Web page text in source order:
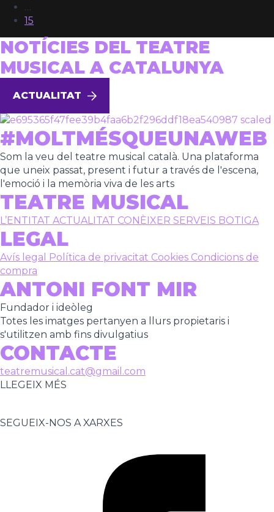
…
15
NOTÍCIES DEL TEATRE
MUSICAL A CATALUNYA
ACTUALITAT
#MOLTMÉSQUEUNAWEB
Som la veu del teatre musical català. Una plataforma
que uneix passat, present i futur a través de l'escena,
l'emoció i la memòria viva de les arts
TEATRE MUSICAL
L’ENTITAT ACTUALITAT CONÈIXER SERVEIS BOTIGA
LEGAL
Avís legal Política de privacitat Cookies Condicions de
compra
ANTONI FONT MIR
Fundador i ideòleg
Totes les imatges pertanyen a llurs propietaris i
s'utilitzen amb fins divulgatius
CONTACTE
teatremusical.cat@gmail.com
LLEGEIX MÉS
SEGUEIX-NOS A XARXES